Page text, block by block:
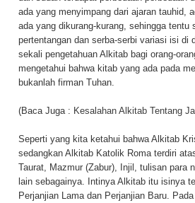
ada yang menyimpang dari ajaran tauhid,
ada yang dikurang-kurang, sehingga tentu
pertentangan dan serba-serbi variasi isi di
sekali pengetahuan Alkitab bagi orang-
mengetahui bahwa kitab yang ada pada
bukanlah firman Tuhan.
(Baca Juga : Kesalahan Alkitab Tentang
Seperti yang kita ketahui bahwa Alkitab
sedangkan Alkitab Katolik Roma terdiri
Taurat, Mazmur (Zabur), Injil, tulisan para
lain sebagainya. Intinya Alkitab itu isinya
Perjanjian Lama dan Perjanjian Baru.